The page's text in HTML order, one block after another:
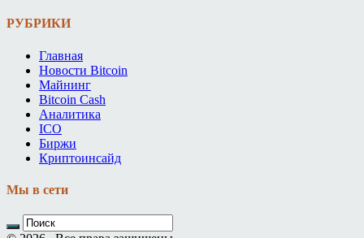
РУБРИКИ
Главная
Новости Bitcoin
Майнинг
Bitcoin Cash
Аналитика
ICO
Биржи
Криптоинсайд
Мы в сети